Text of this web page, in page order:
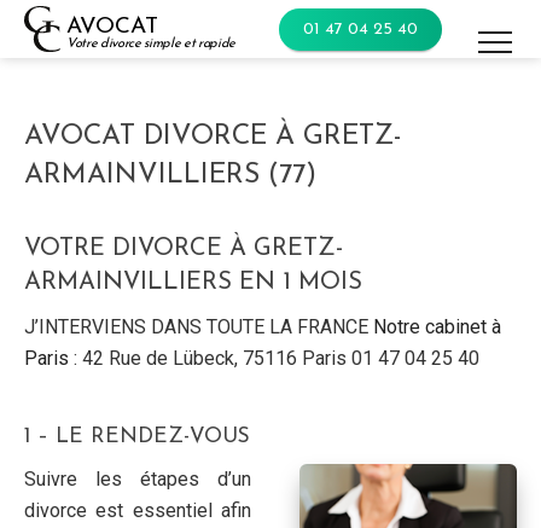
Skip
AVOCAT
Votre divorce simple et rapide
01 47 04 25 40
AVOCAT DIVORCE À GRETZ-
ARMAINVILLIERS (77)
VOTRE DIVORCE À GRETZ-
ARMAINVILLIERS EN 1 MOIS
J’INTERVIENS DANS TOUTE LA FRANCE Notre cabinet à
Paris : 42 Rue de Lübeck, 75116 Paris 01 47 04 25 40
1 – LE RENDEZ-VOUS
Suivre les étapes d’un
divorce est essentiel afin